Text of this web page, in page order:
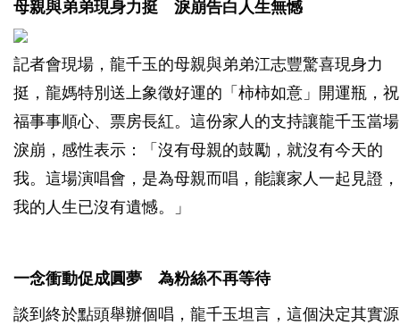
母親與弟弟現身力挺 淚崩告白人生無憾
記者會現場，龍千玉的母親與弟弟江志豐驚喜現身力
挺，龍媽特別送上象徵好運的「柿柿如意」開運瓶，祝
福事事順心、票房長紅。這份家人的支持讓龍千玉當場
淚崩，感性表示：「沒有母親的鼓勵，就沒有今天的
我。這場演唱會，是為母親而唱，能讓家人一起見證，
我的人生已沒有遺憾。」
一念衝動促成圓夢 為粉絲不再等待
談到終於點頭舉辦個唱，龍千玉坦言，這個決定其實源